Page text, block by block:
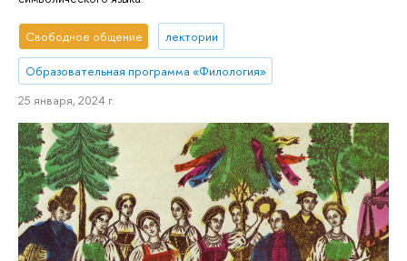
Свободное общение лектории
Образовательная программа «Филология»
25 января, 2024 г.